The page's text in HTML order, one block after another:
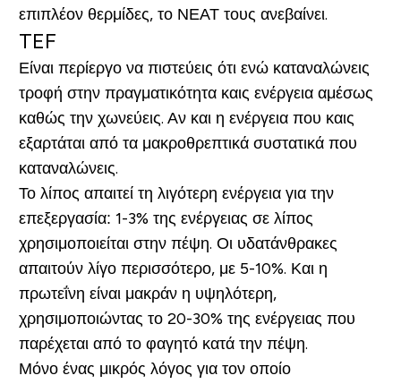
επιπλέον θερμίδες, το ΝΕΑΤ τους ανεβαίνει.
TEF
Είναι περίεργο να πιστεύεις ότι ενώ καταναλώνεις
τροφή στην πραγματικότητα καις ενέργεια αμέσως
καθώς την χωνεύεις. Αν και η ενέργεια που καις
εξαρτάται από τα μακροθρεπτικά συστατικά που
καταναλώνεις.
Το λίπος απαιτεί τη λιγότερη ενέργεια για την
επεξεργασία: 1-3% της ενέργειας σε λίπος
χρησιμοποιείται στην πέψη. Οι υδατάνθρακες
απαιτούν λίγο περισσότερο, με 5-10%. Και η
πρωτεΐνη είναι μακράν η υψηλότερη,
χρησιμοποιώντας το 20-30% της ενέργειας που
παρέχεται από το φαγητό κατά την πέψη.
Μόνο ένας μικρός λόγος για τον οποίο